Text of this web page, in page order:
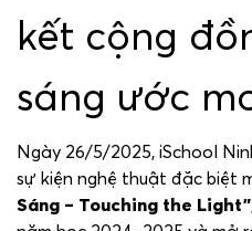
kết cộng
sáng ước
Ngày 26/5/2025, iSchool
sự kiện nghệ thuật đặc biệt
Sáng – Touching the Light”